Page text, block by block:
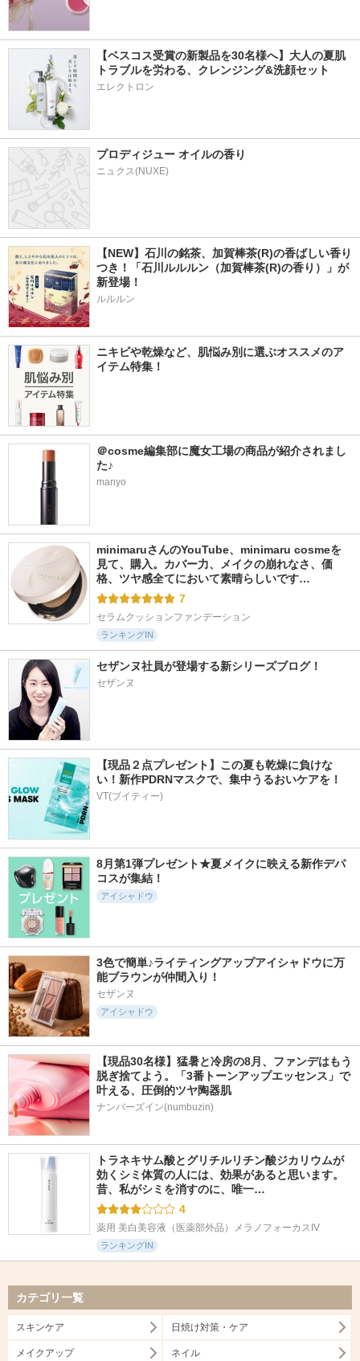
【ベスコス受賞の新製品を30名様へ】大人の夏肌
トラブルを労わる、クレンジング&洗顔セット
エレクトロン
プロディジュー オイルの香り
ニュクス(NUXE)
【NEW】石川の銘茶、加賀棒茶(R)の香ばしい香り
つき！「石川ルルルン（加賀棒茶(R)の香り）」が
新登場！
ルルルン
ニキビや乾燥など、肌悩み別に選ぶオススメのア
イテム特集！
＠cosme編集部に魔女工場の商品が紹介されまし
た♪
manyo
minimaruさんのYouTube、minimaru cosmeを
見て、購入。カバー力、メイクの崩れなさ、価
格、ツヤ感全てにおいて素晴らしいです…
7
セラムクッションファンデーション
ランキングIN
セザンヌ社員が登場する新シリーズブログ！
セザンヌ
【現品２点プレゼント】この夏も乾燥に負けな
い！新作PDRNマスクで、集中うるおいケアを！
VT(ブイティー)
8月第1弾プレゼント★夏メイクに映える新作デパ
コスが集結！
アイシャドウ
3色で簡単♪ライティングアップアイシャドウに万
能ブラウンが仲間入り！
セザンヌ
アイシャドウ
【現品30名様】猛暑と冷房の8月、ファンデはもう
脱ぎ捨てよう。「3番トーンアップエッセンス」で
叶える、圧倒的ツヤ陶器肌
ナンバーズイン(numbuzin)
トラネキサム酸とグリチルリチン酸ジカリウムが
効くシミ体質の人には、効果があると思います。
昔、私がシミを消すのに、唯一…
4
薬用 美白美容液（医薬部外品）メラノフォーカスIV
ランキングIN
カテゴリ一覧
スキンケア 日焼け対策・ケア
メイクアップ ネイル